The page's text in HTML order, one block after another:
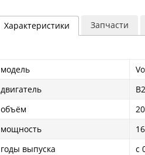
Характеристики Запчасти
модель
двигатель
объём
мощность
годы выпуска
с